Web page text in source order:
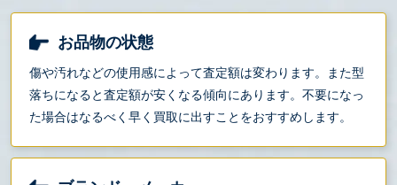
お品物の状態
傷や汚れなどの使用感によって査定額は変わります。また型
落ちになると査定額が安くなる傾向にあります。不要になっ
た場合はなるべく早く買取に出すことをおすすめします。